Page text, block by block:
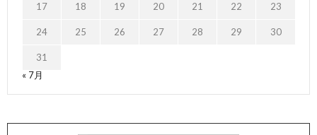
17 18 19 20 21 22 23
24 25 26 27 28 29 30
31
« 7月